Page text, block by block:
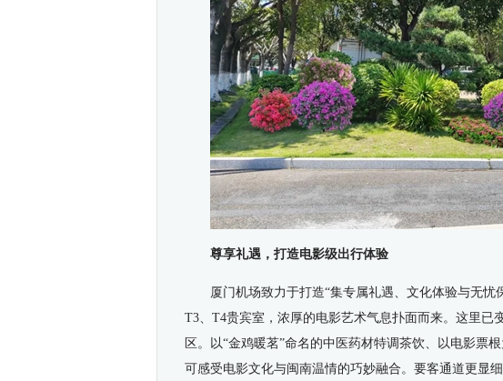
尊享礼遇，打造电影级出行体验
厦门机场致力于打造“集专属礼遇、文化体验与无忧
T3、T4贵宾室，浓厚的电影艺术气息扑面而来。这里已
区。以“金鸡暖茗”命名的中医药材特调茶饮、
以电影票
可感受电影文化与闽南温情的巧妙融合。要客通道更显细